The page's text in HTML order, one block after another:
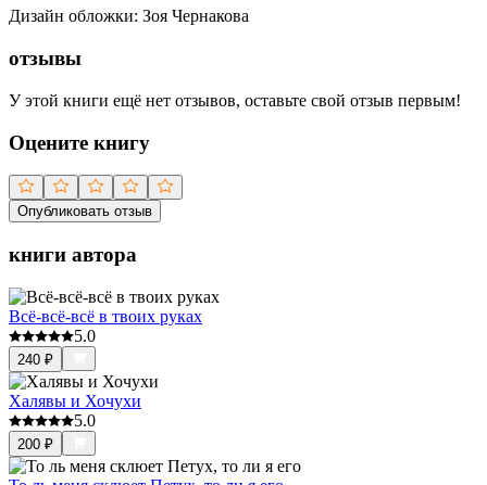
Дизайн обложки: Зоя Чернакова
отзывы
У этой книги ещё нет отзывов, оставьте свой отзыв первым!
Оцените книгу
Опубликовать отзыв
книги автора
Всё-всё-всё в твоих руках
5.0
240 ₽
Халявы и Хочухи
5.0
200 ₽